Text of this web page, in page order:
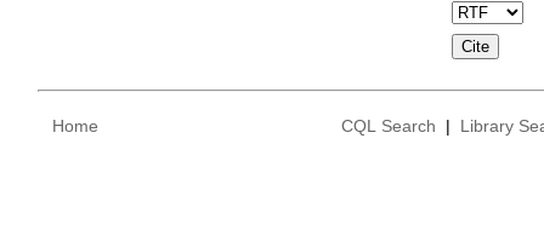
Home CQL Search | Library